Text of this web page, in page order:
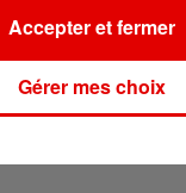
Gérer mes choix
Accepter et fermer